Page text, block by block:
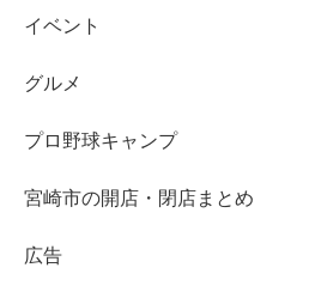
イベント
グルメ
プロ野球キャンプ
宮崎市の開店・閉店まとめ
広告